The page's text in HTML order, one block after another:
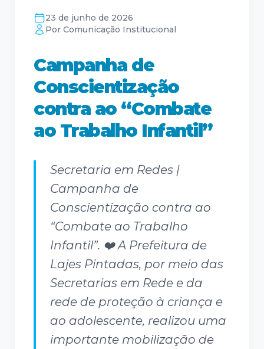
23 de junho de 2026
Por Comunicação Institucional
Campanha de
Conscientização
contra ao “Combate
ao Trabalho Infantil”
Secretaria em Redes |
Campanha de
Conscientização contra ao
“Combate ao Trabalho
Infantil”. ❤️ A Prefeitura de
Lajes Pintadas, por meio das
Secretarias em Rede e da
rede de proteção à criança e
ao adolescente, realizou uma
importante mobilização de